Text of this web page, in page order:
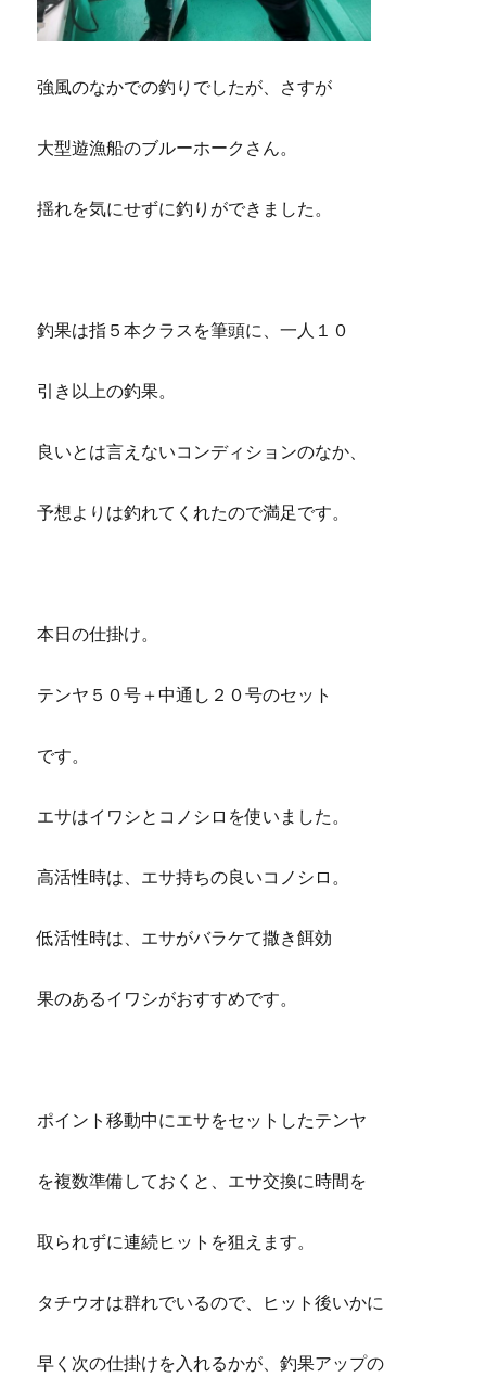
強風のなかでの釣りでしたが、さすが
大型遊漁船のブルーホークさん。
揺れを気にせずに釣りができました。
釣果は指５本クラスを筆頭に、一人１０
引き以上の釣果。
良いとは言えないコンディションのなか、
予想よりは釣れてくれたので満足です。
本日の仕掛け。
テンヤ５０号＋中通し２０号のセット
です。
エサはイワシとコノシロを使いました。
高活性時は、エサ持ちの良いコノシロ。
低活性時は、エサがバラケて撒き餌効
果のあるイワシがおすすめです。
ポイント移動中にエサをセットしたテンヤ
を複数準備しておくと、エサ交換に時間を
取られずに連続ヒットを狙えます。
タチウオは群れでいるので、ヒット後いかに
早く次の仕掛けを入れるかが、釣果アップの